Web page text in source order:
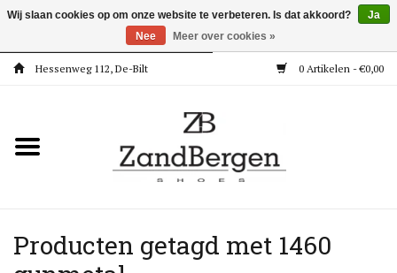
Hessenweg 112, De-Bilt 0 Artikelen - €0,00
Kleding
Meisjes
Producten getagd met 1460
Wij slaan cookies op om onze website te verbeteren. Is dat akkoord?
Ja
Nee
Meer over cookies »